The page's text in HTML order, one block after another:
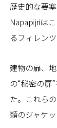
歴史的な要
Napapijriは
るフィレン
建物の扉、
の“秘密の扉
た。これら
類のジャケ